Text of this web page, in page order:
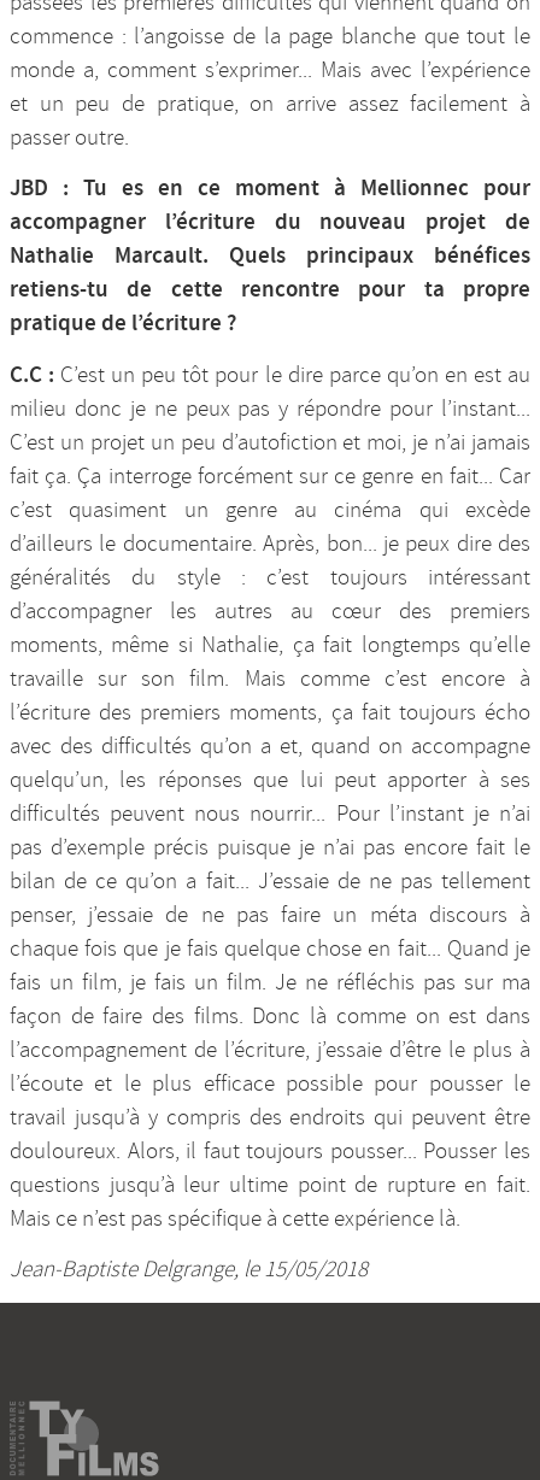
commence : l’angoisse de la page blanche que tout le
monde a, comment s’exprimer... Mais avec l’expérience
et un peu de pratique, on arrive assez facilement à
passer outre.
JBD : Tu es en ce moment à Mellionnec pour
accompagner l’écriture du nouveau projet de
Nathalie Marcault. Quels principaux bénéfices
retiens-tu de cette rencontre pour ta propre
pratique de l’écriture ?
C.C : C’est un peu tôt pour le dire parce qu’on en est au
milieu donc je ne peux pas y répondre pour l’instant...
C’est un projet un peu d’autofiction et moi, je n’ai jamais
fait ça. Ça interroge forcément sur ce genre en fait... Car
c’est quasiment un genre au cinéma qui excède
d’ailleurs le documentaire. Après, bon... je peux dire des
généralités du style : c’est toujours intéressant
d’accompagner les autres au cœur des premiers
moments, même si Nathalie, ça fait longtemps qu’elle
travaille sur son film. Mais comme c’est encore à
l’écriture des premiers moments, ça fait toujours écho
avec des difficultés qu’on a et, quand on accompagne
quelqu’un, les réponses que lui peut apporter à ses
difficultés peuvent nous nourrir... Pour l’instant je n’ai
pas d’exemple précis puisque je n’ai pas encore fait le
bilan de ce qu’on a fait... J’essaie de ne pas tellement
penser, j’essaie de ne pas faire un méta discours à
chaque fois que je fais quelque chose en fait... Quand je
fais un film, je fais un film. Je ne réfléchis pas sur ma
façon de faire des films. Donc là comme on est dans
l’accompagnement de l’écriture, j’essaie d’être le plus à
l’écoute et le plus efficace possible pour pousser le
travail jusqu’à y compris des endroits qui peuvent être
douloureux. Alors, il faut toujours pousser... Pousser les
questions jusqu’à leur ultime point de rupture en fait.
Mais ce n’est pas spécifique à cette expérience là.
Jean-Baptiste Delgrange, le 15/05/2018